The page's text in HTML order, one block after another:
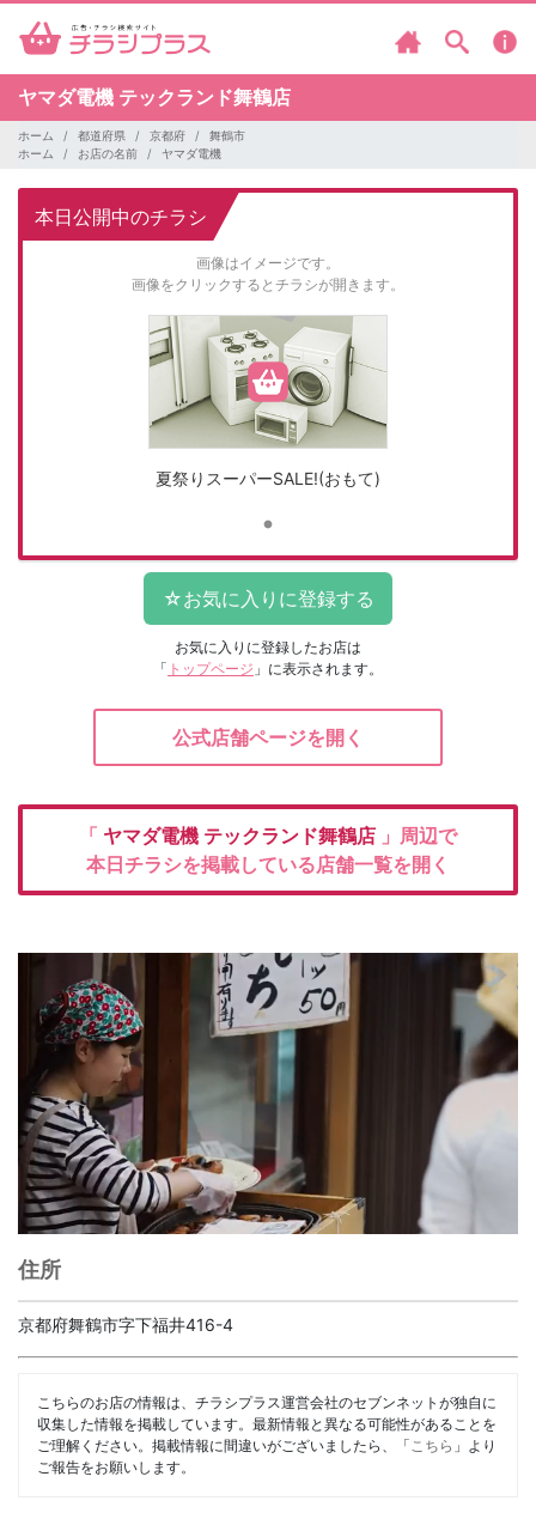
ヤマダ電機 テックランド舞鶴店
ホーム 都道府県 京都府
舞鶴市
ホーム
お店の名前 ヤマダ電機
本日公開中のチラシ
画像はイメージです。
画像をクリックするとチラシが開きます。
夏祭りスーパーSALE!(おもて)
お気に入りに登録したお店は
「 トップページ 」に表示されます。
公式店舗ページを開く
「 ヤマダ電機 テックランド舞鶴店 」周辺で
本日チラシを掲載している店舗一覧を開く
住所
京都府舞鶴市字下福井416-4
こちらのお店の情報は、チラシプラス運営会社のセブンネットが独自に
収集した情報を掲載しています。最新情報と異なる可能性があることを
ご理解ください。掲載情報に間違いがございましたら、「 こちら 」より
ご報告をお願いします。